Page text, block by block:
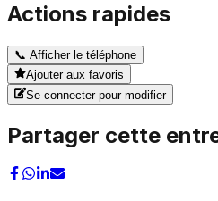
Actions rapides
📞 Afficher le téléphone
Ajouter aux favoris
Se connecter pour modifier
Partager cette